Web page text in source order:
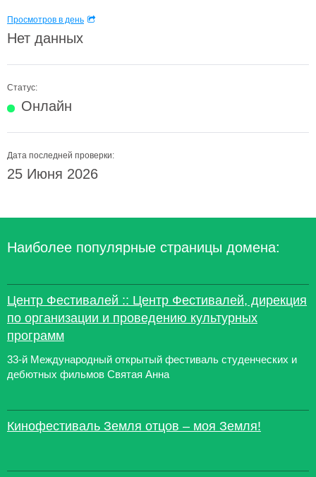
Просмотров в день
Нет данных
Статус:
Онлайн
Дата последней проверки:
25 Июня 2026
Наиболее популярные страницы домена:
Центр Фестивалей :: Центр Фестивалей, дирекция
по организации и проведению культурных
программ
33-й Международный открытый фестиваль студенческих и
дебютных фильмов Святая Анна
Кинофестиваль Земля отцов – моя Земля!